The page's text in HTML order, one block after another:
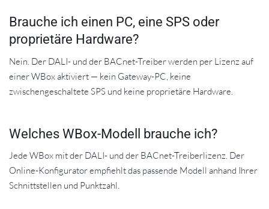
Brauche ich einen PC, eine SPS oder
proprietäre Hardware?
Nein. Der DALI- und der BACnet-Treiber werden per Lizenz auf
einer WBox aktiviert — kein Gateway-PC, keine
zwischengeschaltete SPS und keine proprietäre Hardware.
Welches WBox-Modell brauche ich?
Jede WBox mit der DALI- und der BACnet-Treiberlizenz. Der
Online-Konfigurator empfiehlt das passende Modell anhand Ihrer
Schnittstellen und Punktzahl.